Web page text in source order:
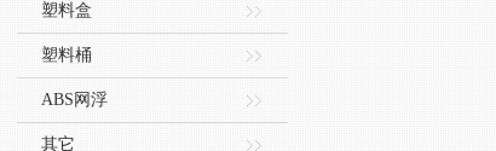
塑料盒
塑料桶
ABS网浮
其它